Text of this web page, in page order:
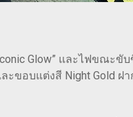
Glow” และไฟขณะขับ
ขอบแต่งสี Night Gold